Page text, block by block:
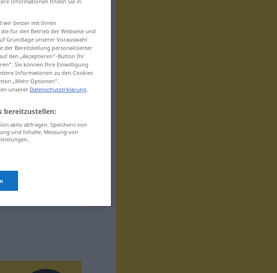
wir besser mit Ihnen
für den Betrieb der Webseite und
Grundlage unserer Vorauswahl
der Bereitstellung personalisierter
den „Akzeptieren“-Button Ihr
Sie können Ihre Einwilligung
Informationen zu den Cookies
„Mehr Optionen“.
unserer Datenschutzerklärung.
bereitzustellen:
aktiv abfragen. Speichern von
und Inhalte, Messung von